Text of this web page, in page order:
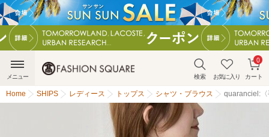
検索 お気に入り カート
0
メニュー
Home SHIPS レディース トップス シャツ・ブラウス quaranciel:〈